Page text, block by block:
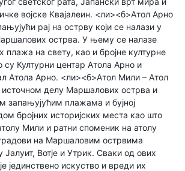
војске Квајалеин. <ли><б>Атол Арно
рај на острву који се налази у
острва. У њему се налазе
плажа на свету, као и бројне културне
су Културни центар Атола Арно и
Атола Арно. <ли><б>Атол Мили – Атол
делу Маршалових острва и
запањујућим плажама и бујној
бројних историјских места као што
Мили и ратни споменик на атолу
на Маршаловим острвима
Вотје и Утрик. Сваки од ових
јединствено искуство и вреди их